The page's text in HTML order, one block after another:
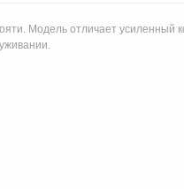
Модель отличает усиленный